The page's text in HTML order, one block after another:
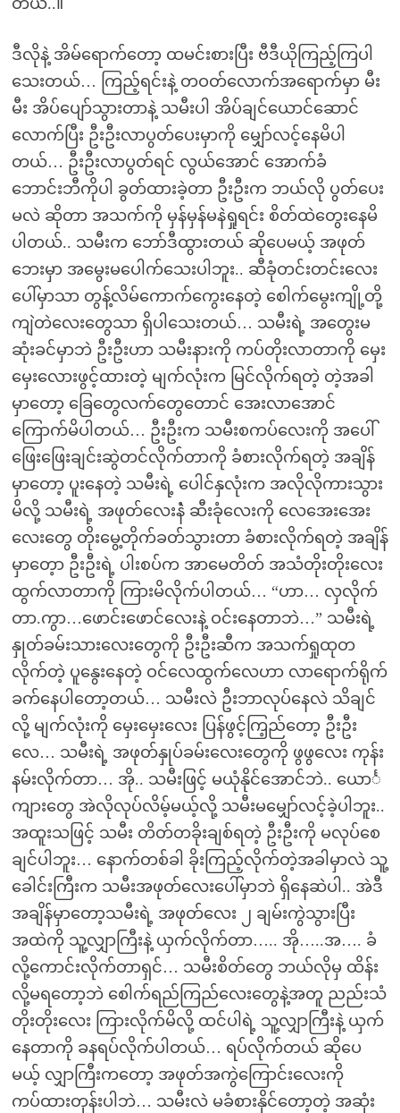
တယ်..။
ဒီလိုနဲ့ အိမ်ရောက်တော့ ထမင်းစားပြီး ဗီဒီယိုကြည့်ကြပါ
သေးတယ်… ကြည့်ရင်းနဲ့ တဝတ်လောက်အရောက်မှာ မီး
မီး အိပ်ပျော်သွားတာနဲ့ သမီးပါ အိပ်ချင်ယောင်ဆောင်
လောက်ပြီး ဦးဦးလာပွတ်ပေးမှာကို မျှော်လင့်နေမိပါ
တယ်… ဦးဦးလာပွတ်ရင် လွယ်အောင် အောက်ခံ
ဘောင်းဘီကိုပါ ခွတ်ထားခဲ့တာ ဦးဦးက ဘယ်လို ပွတ်ပေး
မလဲ ဆိုတာ အသက်ကို မှန်မှန်မနဲရှုရင်း စိတ်ထဲတွေးနေမိ
ပါတယ်.. သမီးက ဘော်ဒီထွားတယ် ဆိုပေမယ့် အဖုတ်
ဘေးမှာ အမွေးမပေါက်သေးပါဘူး.. ဆီခုံတင်းတင်းလေး
ပေါ်မှာသာ တွန့်လိမ်ကောက်ကွေးနေတဲ့ စေါက်မွေးကျို့တို့
ကျဲတဲလေးတွေသာ ရှိပါသေးတယ်… သမီးရဲ့ အတွေးမ
ဆုံးခင်မှာဘဲ ဦးဦးဟာ သမီးနားကို ကပ်တိုးလာတာကို မှေး
မှေးလေားဖွင့်ထားတဲ့ မျက်လုံးက မြင်လိုက်ရတဲ့ တဲ့အခါ
မှာတော့ ခြေတွေလက်တွေတောင် အေးလာအောင်
ကြောက်မိပါတယ်… ဦးဦးက သမီးစကပ်လေးကို အပေါ်
ဖြေးဖြေးချင်းဆွဲတင်လိုက်တာကို ခံစားလိုက်ရတဲ့ အချိန်
မှာတော့ ပူးနေတဲ့ သမီးရဲ့ ပေါင်နှလုံးက အလိုလိုကားသွား
မိလို့ သမီးရဲ့ အဖုတ်လေးနဲံ ဆီးခုံလေးကို လေအေးအေး
လေးတွေ တိုးမွေ့တိုက်ခတ်သွားတာ ခံစားလိုက်ရတဲ့ အချိန်
မှာတေ့ာ ဦးဦးရဲ့ ပါးစပ်က အာမေတိတ် အသံတိုးတိုးလေး
ထွက်လာတာကို ကြားမိလိုက်ပါတယ်… “ဟာ… လှလိုက်
တာ.ကွာ…ဖောင်းဖောင်လေးနဲ့ ဝင်းနေတာဘဲ…” သမီးရဲ့
နှုတ်ခမ်းသားလေးတွေကို ဦးဦးဆီက အသက်ရှုထုတ
လိုက်တဲ့ ပူနွေးနေတဲ့ ဝင်လေထွက်လေဟာ လာရောက်ရိုက်
ခက်နေပါတော့တယ်… သမီးလဲ ဦးဘာလုပ်နေလဲ သိချင်
လို့ မျက်လုံးကို မှေးမှေးလေး ပြန်ဖွင့်ကြ့ည်တော့ ဦးဦး
လေ… သမီးရဲ့ အဖုတ်နှုပ်ခမ်းလေးတွေကို ဖွဖွလေး ကုန်း
နမ်းလိုက်တာ… အို.. သမီးဖြင့် မယုံနိုင်အောင်ဘဲ.. ယောင်္
ကျားတွေ အဲလိုလုပ်လိမ့်မယ့်လို့ သမီးမမျှော်လင့်ခဲ့ပါဘူး..
အထူးသဖြင့် သမီး တိတ်တခိုးချစ်ရတဲ့ ဦးဦးကို မလုပ်စေ
ချင်ပါဘူး… နောက်တစ်ခါ ခိုးကြည့်လိုက်တဲ့အခါမှာလဲ သူ့
ခေါင်းကြီးက သမီးအဖုတ်လေးပေါ်မှာဘဲ ရှိနေဆဲပါ.. အဲဒီ
အချိန်မှာတော့သမီးရဲ့ အဖုတ်လေး ၂ ချမ်းကွဲသွားပြီး
အထဲကို သူ့လျှာကြီးနဲ့ ယှက်လိုက်တာ….. အို…..အ…. ခံ
လို့ကောင်းလိုက်တာရှင်… သမီးစိတ်တွေ ဘယ်လိုမှ ထိန်း
လို့မရတော့ဘဲ စေါက်ရည်ကြည်လေးတွေနဲ့အတူ ညည်းသံ
တိုးတိုးလေး ကြားလိုက်မိလို့ ထင်ပါရဲ့ သူ့လျှာကြီးနဲ့ ယှက်
နေတာကို ခနရပ်လိုက်ပါတယ်… ရပ်လိုက်တယ် ဆိုပေ
မယ့် လျှာကြီးကတော့ အဖုတ်အကွဲကြောင်းလေးကို
ကပ်ထားတုန်းပါဘဲ… သမီးလဲ မခံစားနိုင်တော့တဲ့ အဆုံး